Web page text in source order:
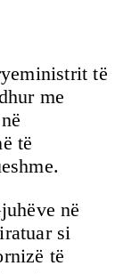
të
me
të
në
si
të